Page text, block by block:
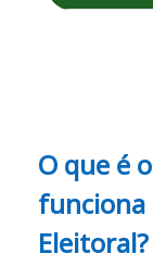
O que é o
funciona
Eleitoral?